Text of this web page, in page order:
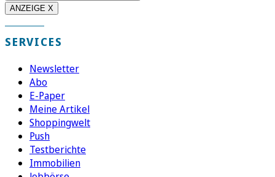
ANZEIGE X
SERVICES
Newsletter
Abo
E-Paper
Meine Artikel
Shoppingwelt
Push
Testberichte
Immobilien